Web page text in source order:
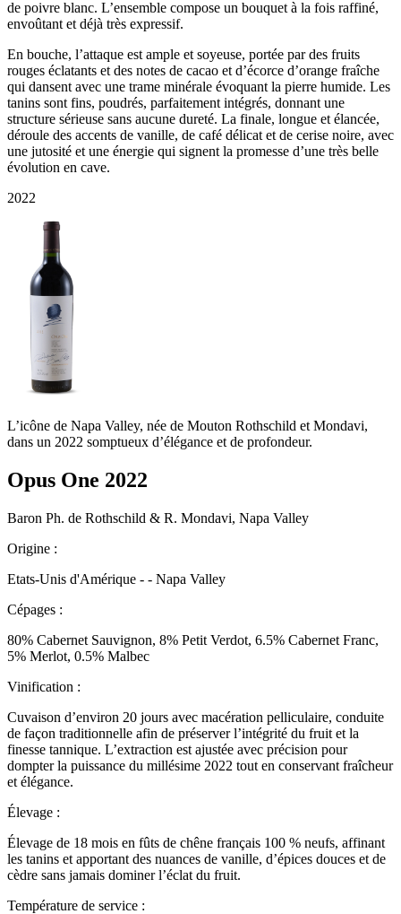
de poivre blanc. L’ensemble compose un bouquet à la fois raffiné,
envoûtant et déjà très expressif.
En bouche, l’attaque est ample et soyeuse, portée par des fruits
rouges éclatants et des notes de cacao et d’écorce d’orange fraîche
qui dansent avec une trame minérale évoquant la pierre humide. Les
tanins sont fins, poudrés, parfaitement intégrés, donnant une
structure sérieuse sans aucune dureté. La finale, longue et élancée,
déroule des accents de vanille, de café délicat et de cerise noire, avec
une jutosité et une énergie qui signent la promesse d’une très belle
évolution en cave.
2022
L’icône de Napa Valley, née de Mouton Rothschild et Mondavi,
dans un 2022 somptueux d’élégance et de profondeur.
Opus One 2022
Baron Ph. de Rothschild & R. Mondavi, Napa Valley
Origine :
Etats-Unis d'Amérique - - Napa Valley
Cépages :
80% Cabernet Sauvignon, 8% Petit Verdot, 6.5% Cabernet Franc,
5% Merlot, 0.5% Malbec
Vinification :
Cuvaison d’environ 20 jours avec macération pelliculaire, conduite
de façon traditionnelle afin de préserver l’intégrité du fruit et la
finesse tannique. L’extraction est ajustée avec précision pour
dompter la puissance du millésime 2022 tout en conservant fraîcheur
et élégance.
Élevage :
Élevage de 18 mois en fûts de chêne français 100 % neufs, affinant
les tanins et apportant des nuances de vanille, d’épices douces et de
cèdre sans jamais dominer l’éclat du fruit.
Température de service :